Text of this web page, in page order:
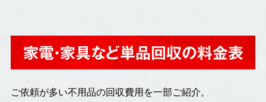
家電・家具など単品回収の料金表
ご依頼が多い不用品の回収費用を一部ご紹介。